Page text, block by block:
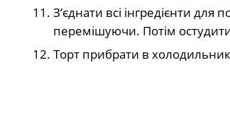
З’єднати всі інгредієнти
перемішуючи. Потім
Торт прибрати в